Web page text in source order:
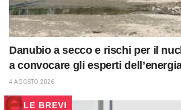
Danubio a secco e rischi per il
a convocare gli esperti
4 AGOSTO 2026
LE BREVI